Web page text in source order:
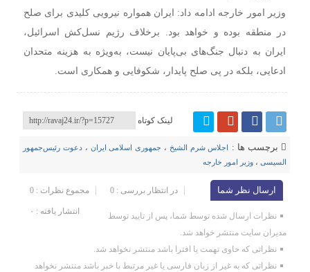
وزیر امور خارجه ادامه داد: ایران همواره نیرویی کلیدی برای صلح
در منطقه بوده و خواهد بود. برخلاف رژیم نسل‌کش اسرائیل،
ایران به دنبال جنگ‌های بی‌پایان نیست، به‌ویژه به هزینه متحدان
ادعایی، بلکه در پی صلح پایدار، شکوفایی و همکاری است.
لینک کوتاه
برچسب ها : اجلاس شرم الشیخ ، جمهوری اسلامی ایران ، دعوت رئیس‌جمهور
السیسی ،وزیر امور خارجه
ارسال نظر شما مجموع نظرات : 0 در انتظار بررسی : 0
انتشار یافته : ۰
نظرات ارسال شده توسط شما، پس از تایید توسط
مدیران سایت منتشر خواهد شد.
نظراتی که حاوی تهمت یا افترا باشد منتشر نخواهد شد.
نظراتی که به غیر از زبان فارسی یا غیر مرتبط با خبر باشد منتشر نخواهد